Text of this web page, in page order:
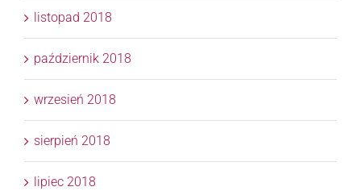
listopad 2018
październik 2018
wrzesień 2018
sierpień 2018
lipiec 2018